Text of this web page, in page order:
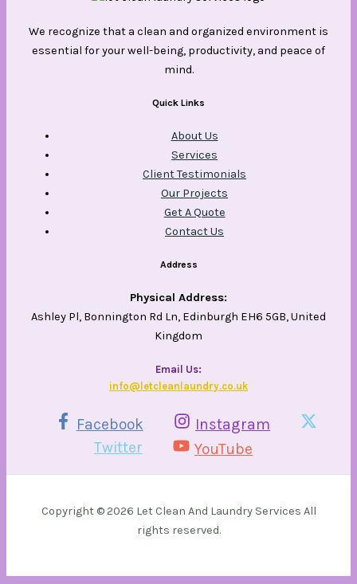
We recognize that a clean and organized environment is
essential for your well-being, productivity, and peace of
mind.
Quick Links
About Us
Services
Client Testimonials
Our Projects
Get A Quote
Contact Us
Address
Physical Address:
Ashley Pl, Bonnington Rd Ln, Edinburgh EH6 5GB, United
Kingdom
Email Us​:
info@letcleanlaundry.co.uk
Facebook
Instagram
Twitter
YouTube
Copyright © 2026 Let Clean And Laundry Services All
rights reserved.